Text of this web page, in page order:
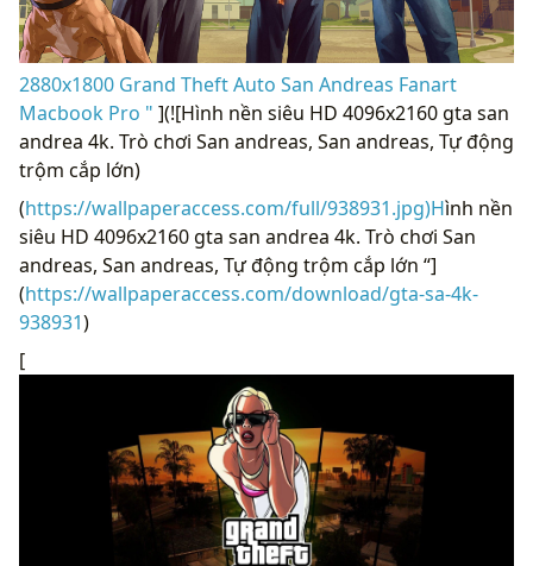
2880x1800 Grand Theft Auto San Andreas Fanart
Macbook Pro " ](![Hình nền siêu HD 4096x2160 gta san
andrea 4k. Trò chơi San andreas, San andreas, Tự động
trộm cắp lớn)
(https://wallpaperaccess.com/full/938931.jpg)Hình nền
siêu HD 4096x2160 gta san andrea 4k. Trò chơi San
andreas, San andreas, Tự động trộm cắp lớn “]
(https://wallpaperaccess.com/download/gta-sa-4k-
938931)
[